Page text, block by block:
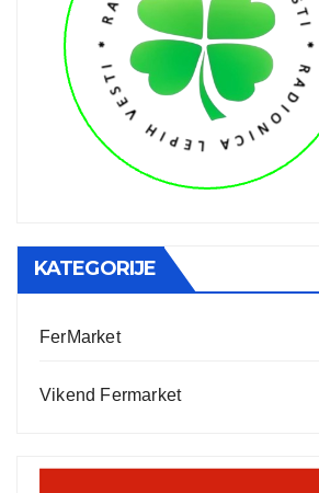
KATEGORIJE
FerMarket
Vikend Fermarket